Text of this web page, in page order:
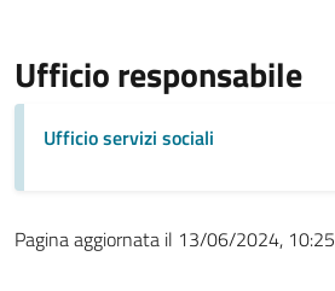
Ufficio responsabile
Ufficio servizi sociali
Pagina aggiornata il 13/06/2024, 10:25